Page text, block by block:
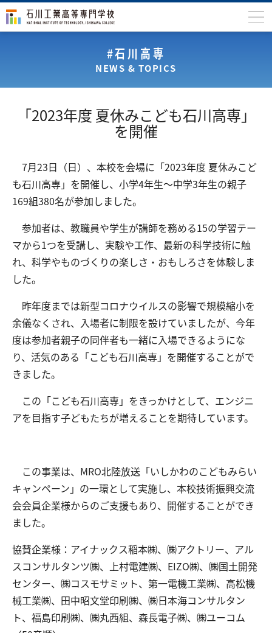
入学案内
国際交流
研究・産学連携
中学生の方 在学生の方
保護者の方 卒業生の方 地域・企業の方
交通アクセス お問い合わせ
#石川高専
NEWS & TOPICS
「2023年度 夏休みこども石川高専」
を開催
7月23日（日）、本校を会場に「2023年度 夏休みこど
も石川高専」を開催し、小学4年生～中学3年生の親子
169組380名が参加しました。
参加者は、教職員や学生が講師を務める15の学習テー
マから1つを受講し、実験や工作、最新の科学技術に触
れ、科学やものづくりの楽しさ・おもしろさを体験しま
した。
昨年度までは新型コロナウイルスの影響で規模縮小を
余儀なくされ、入場者に制限を設けていましたが、今年
度は参加者親子の同伴者も一緒に入場できるようにな
り、活気のある「こども石川高専」を開催することがで
きました。
この「こども石川高専」をきっかけとして、エンジニ
アを目指す子どもたちが増えることを期待しています。
この事業は、MRO北陸放送「いしかわのこどもみらい
キャンペーン」の一環として実施し、本校技術振興交流
会会員企業様からのご支援もあり、開催することができ
ました。
協賛企業様：アイナックス稲本㈱、㈱アクトリー、アル
スコンサルタンツ㈱、上村電建㈱、EIZO㈱、㈱国土開発
センター、㈱コスモサミット、第一電機工業㈱、高松機
械工業㈱、田中昭文堂印刷㈱、㈱日本海コンサルタン
ト、福島印刷㈱、㈱丸西組、森長電子㈱、㈱ユーコム